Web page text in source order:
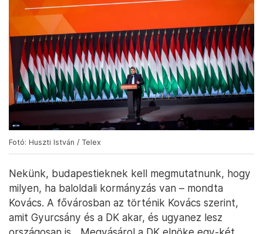
Fotó: Huszti István / Telex
Nekünk, budapestieknek kell megmutatnunk, hogy
milyen, ha baloldali kormányzás van – mondta
Kovács. A fővárosban az történik Kovács szerint,
amit Gyurcsány és a DK akar, és ugyanez lesz